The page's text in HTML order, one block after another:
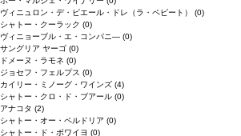
ヴィニュロン・デ・ピエール・ドレ（ラ・ペピート） (0)
シャトー・クーラック (0)
ヴィニョーブル・エ・コンパニ― (0)
サングリア ヤーゴ (0)
ドメーヌ・ラモネ (0)
ジョセフ・フェルプス (0)
カイリー・ミノーグ・ワインズ (4)
シャトー・クロ・ド・ブアール (0)
アナコタ (2)
シャトー・オー・ペルドリア (0)
シャトー・ド・ボワイヨ (0)